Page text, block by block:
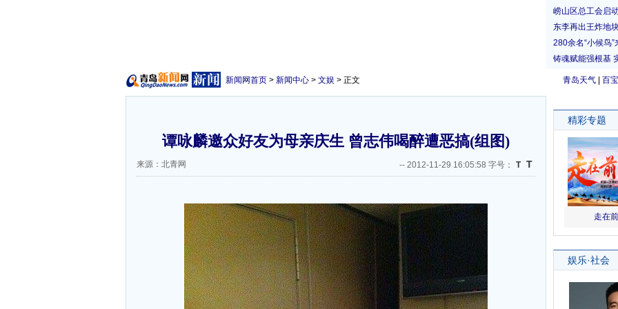
青岛天气 百
新闻网首页 > 新闻中心 > 文娱 > 正文
谭咏麟邀众好友为母亲庆生 曾志伟喝醉遭恶搞(组图)
来源：北青网 -- 2012-11-29 16:05:58 字号： T T